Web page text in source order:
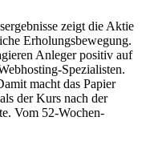
zeigt die Aktie
Erholungsbewegung.
Anleger positiv auf
Spezialisten.
macht das Papier
der Kurs nach der
Vom 52-Wochen-